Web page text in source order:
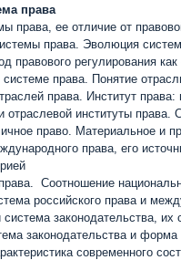
права
права, ее отличие от
права. Эволюция
правового регулирования
системе права. Понятие
права. Институт
отраслевой институты права.
право. Материальное и
права, его
Соотношение
российского права и
система законодательства, их
законодательства и форма
современного